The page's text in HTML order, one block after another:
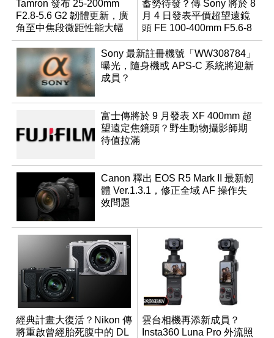
Tamron 發布 25-200mm
F2.8-5.6 G2 韌體更新，廣
角至中焦段微距性能大幅
升級
蓄勢待發？傳 Sony 將於 8
月 4 日發表平價超望遠鏡
頭 FE 100-400mm F5.6-8
Sony 最新註冊機號「WW308784」
曝光，隨身機或 APS-C 系統將迎新
成員？
富士傳將於 9 月發表 XF 400mm 超
望遠定焦鏡頭？野生動物攝影師期
待值拉滿
Canon 釋出 EOS R5 Mark II 最新韌
體 Ver.1.3.1，修正全域 AF 操作失
效問題
經典計畫大復活？Nikon 傳
將重啟曾經胎死腹中的 DL
雲台相機再添新成員？
Insta360 Luna Pro 外流照